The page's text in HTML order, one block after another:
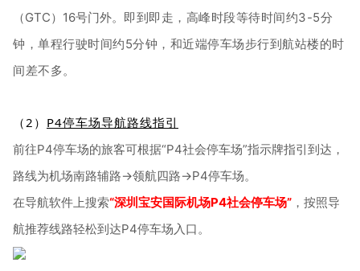
（GTC）16号门外。 即到即走，高峰时段等待时间约3-5分
钟，单程行驶时间约5分钟，和近端停车场步行到航站楼的时
间差不多。
（2） P4停车场导航路线指引
前往P4停车场的旅客可根据“P4社会停车场”指示牌指引到达，
路线为机场南路辅路→领航四路→P4停车场。
在导航软件上搜索“深圳宝安国际机场P4社会停车场” ，按照导
航推荐线路轻松到达P4停车场入口。